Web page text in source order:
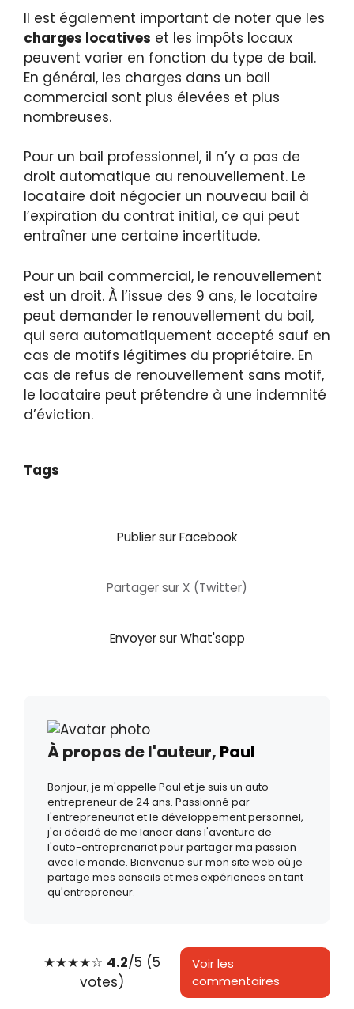
Il est également important de noter que les
charges locatives et les impôts locaux
peuvent varier en fonction du type de bail.
En général, les charges dans un bail
commercial sont plus élevées et plus
nombreuses.
Pour un bail professionnel, il n’y a pas de
droit automatique au renouvellement. Le
locataire doit négocier un nouveau bail à
l’expiration du contrat initial, ce qui peut
entraîner une certaine incertitude.
Pour un bail commercial, le renouvellement
est un droit. À l’issue des 9 ans, le locataire
peut demander le renouvellement du bail,
qui sera automatiquement accepté sauf en
cas de motifs légitimes du propriétaire. En
cas de refus de renouvellement sans motif,
le locataire peut prétendre à une indemnité
d’éviction.
Tags
Publier sur Facebook
Partager sur X (Twitter)
Envoyer sur What'sapp
À propos de l'auteur, Paul
Bonjour, je m'appelle Paul et je suis un auto-
entrepreneur de 24 ans. Passionné par
l'entrepreneuriat et le développement personnel,
j'ai décidé de me lancer dans l'aventure de
l'auto-entreprenariat pour partager ma passion
avec le monde. Bienvenue sur mon site web où je
partage mes conseils et mes expériences en tant
qu'entrepreneur.
★★★★☆ 4.2/5 (5
votes)
Voir les
commentaires